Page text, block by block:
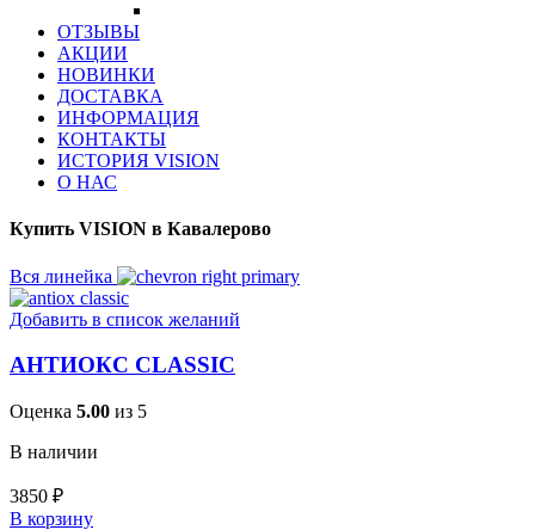
ОТЗЫВЫ
АКЦИИ
НОВИНКИ
ДОСТАВКА
ИНФОРМАЦИЯ
КОНТАКТЫ
ИСТОРИЯ VISION
О НАС
Купить VISION в Кавалерово
Вся линейка
Добавить в список желаний
АНТИОКС CLASSIC
Оценка 5.00 из 5
В наличии
3850 ₽
В корзину